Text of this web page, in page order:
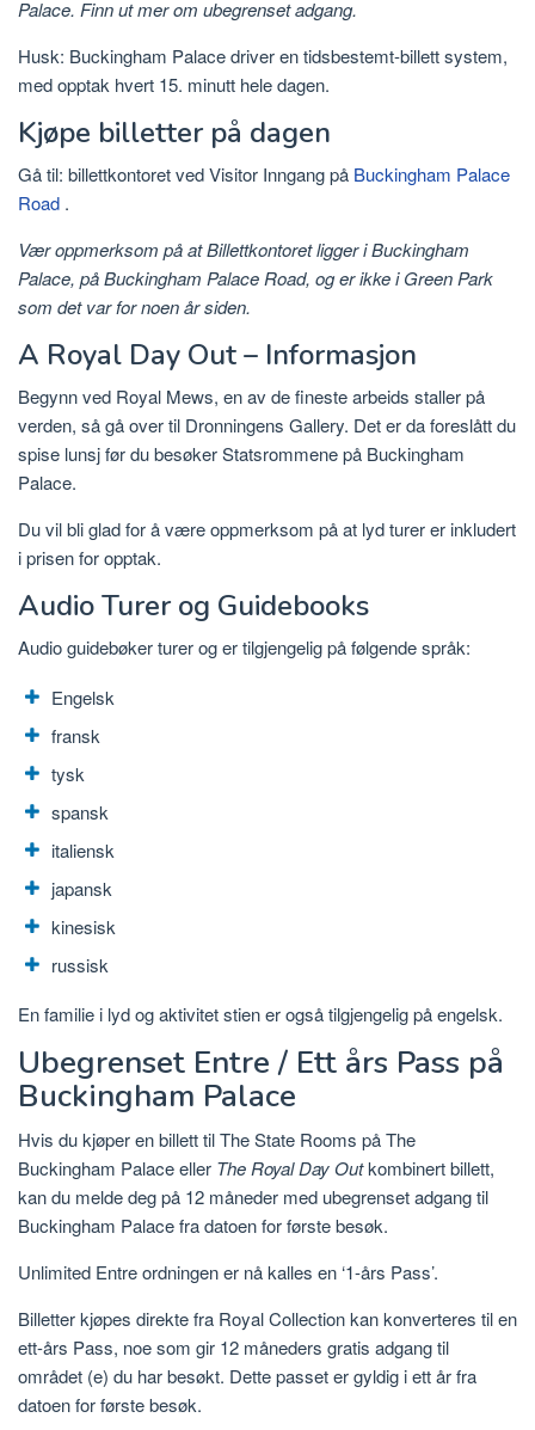
Palace. Finn ut mer om ubegrenset adgang.
Husk: Buckingham Palace driver en tidsbestemt-billett system,
med opptak hvert 15. minutt hele dagen.
Kjøpe billetter på dagen
Gå til: billettkontoret ved Visitor Inngang på Buckingham Palace
Road .
Vær oppmerksom på at Billettkontoret ligger i Buckingham
Palace, på Buckingham Palace Road, og er ikke i Green Park
som det var for noen år siden.
A Royal Day Out – Informasjon
Begynn ved Royal Mews, en av de fineste arbeids staller på
verden, så gå over til Dronningens Gallery. Det er da foreslått du
spise lunsj før du besøker Statsrommene på Buckingham
Palace.
Du vil bli glad for å være oppmerksom på at lyd turer er inkludert
i prisen for opptak.
Audio Turer og Guidebooks
Audio guidebøker turer og er tilgjengelig på følgende språk:
Engelsk
fransk
tysk
spansk
italiensk
japansk
kinesisk
russisk
En familie i lyd og aktivitet stien er også tilgjengelig på engelsk.
Ubegrenset Entre / Ett års Pass på
Buckingham Palace
Hvis du kjøper en billett til The State Rooms på The
Buckingham Palace eller The Royal Day Outkombinert billett,
kan du melde deg på 12 måneder med ubegrenset adgang til
Buckingham Palace fra datoen for første besøk.
Unlimited Entre ordningen er nå kalles en ‘1-års Pass’.
Billetter kjøpes direkte fra Royal Collection kan konverteres til en
ett-års Pass, noe som gir 12 måneders gratis adgang til
området (e) du har besøkt. Dette passet er gyldig i ett år fra
datoen for første besøk.